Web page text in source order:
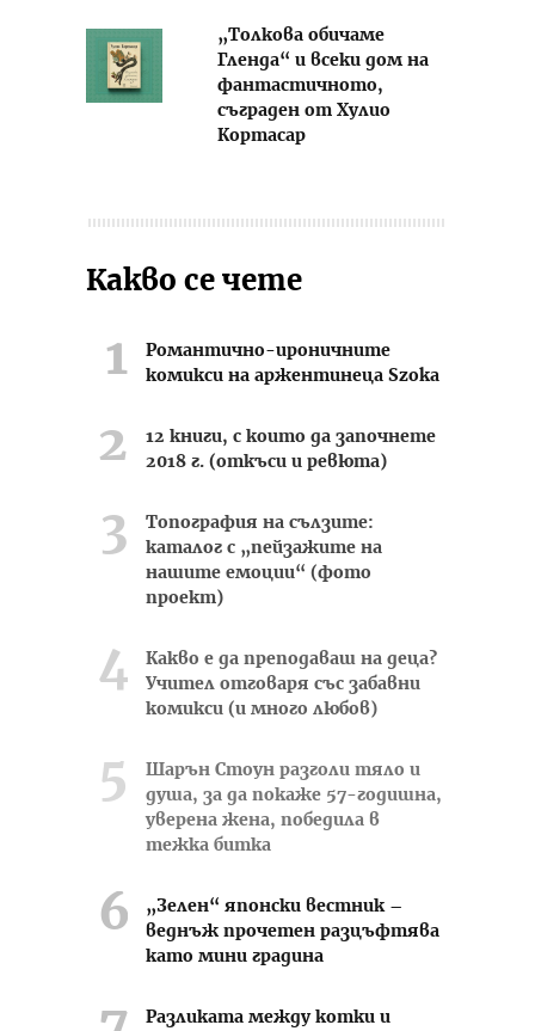
„Толкова обичаме
Гленда“ и всеки дом на
фантастичното,
съграден от Хулио
Кортасар
Какво се чете
Романтично-ироничните
комикси на аржентинеца Szoka
12 книги, с които да започнете
2018 г. (откъси и ревюта)
Топография на сълзите:
каталог с „пейзажите на
нашите емоции“ (фото
проект)
Какво е да преподаваш на деца?
Учител отговаря със забавни
комикси (и много любов)
Шарън Стоун разголи тяло и
душа, за да покаже 57-годишна,
уверена жена, победила в
тежка битка
„Зелен“ японски вестник –
веднъж прочетен разцъфтява
като мини градина
Разликата между котки и